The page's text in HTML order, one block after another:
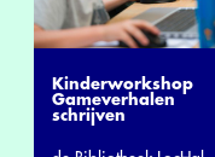
Kinderworkshop
Gameverhalen
schrijven